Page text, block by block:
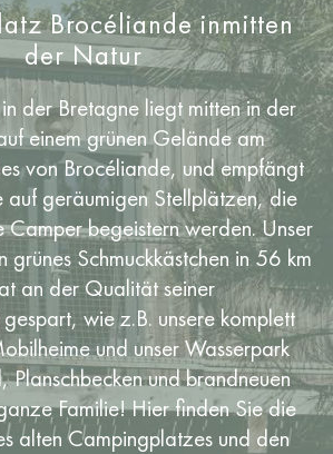
Brocéliande inmitten
der Natur
der Bretagne liegt mitten in der
einem grünen Gelände am
von Brocéliande, und empfängt
auf geräumigen Stellplätzen, die
begeistern werden. Unser
grünes Schmuckkästchen in 56 km
an der Qualität seiner
gespart, wie z.B. unsere komplett
und unser Wasserpark
Planschbecken und brandneuen
Familie! Hier finden Sie die
alten Campingplatzes und den